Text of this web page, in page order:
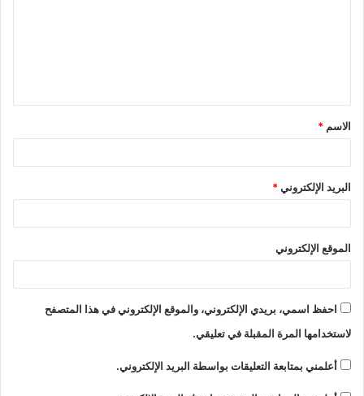
ق
*
الاسم *
البريد الإلكتروني*
الموقع الإلكتروني
احفظ اسمي، بريدي الإلكتروني، والموقع الإلكتروني في هذا المتصفح
لاستخدامها المرة المقبلة في تعليقي.
أعلمني بمتابعة التعليقات بواسطة البريد الإلكتروني.